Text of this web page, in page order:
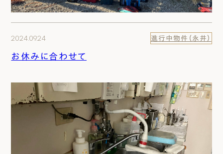
2024.09.24 進行中物件（永井）
お休みに合わせて